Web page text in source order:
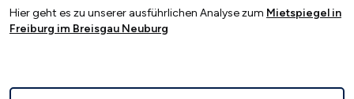
Hier geht es zu unserer ausführlichen Analyse zum Mietspiegel in
Freiburg im Breisgau Neuburg